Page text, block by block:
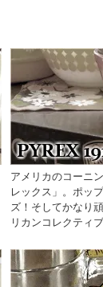
アメリカのコーニ
レックス」。ポッ
ズ！そしてかなり
リカンコレクティブ